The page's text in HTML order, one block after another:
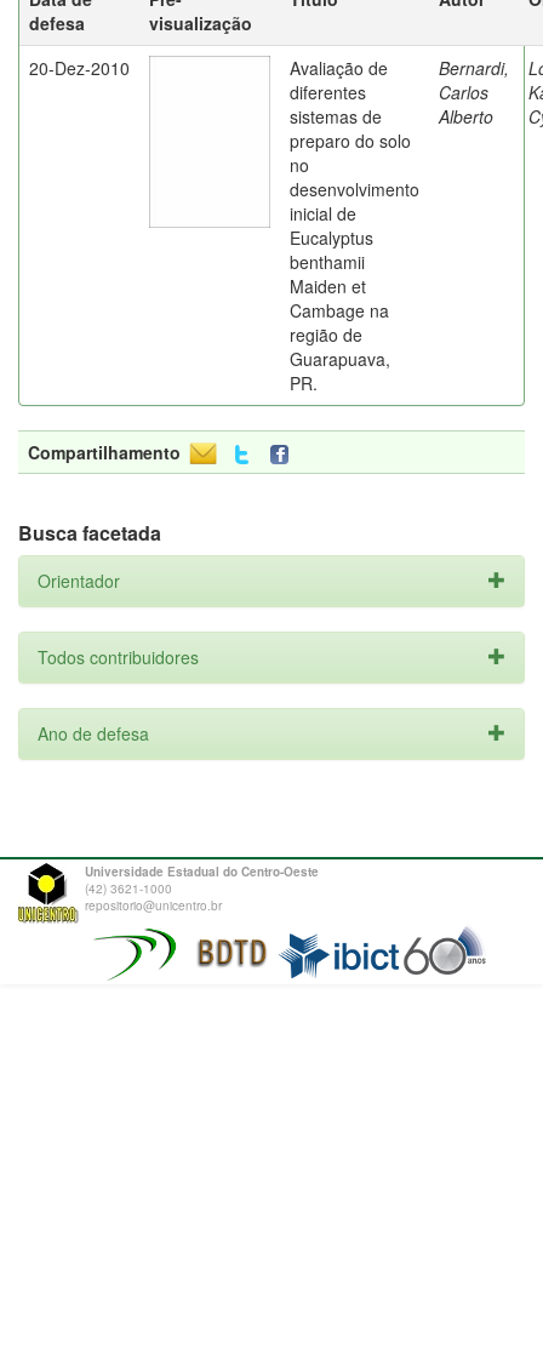
defesa
visualização
20-Dez-2010
Avaliação de
diferentes
sistemas de
preparo do solo
no
desenvolvimento
inicial de
Eucalyptus
benthamii
Maiden et
Cambage na
região de
Guarapuava,
PR.
Bernardi,
Carlos
Alberto
Compartilhamento
Busca facetada
Orientador
Todos contribuidores
Ano de defesa
Universidade Estadual do Centro-Oeste
(42) 3621-1000
repositorio@unicentro.br